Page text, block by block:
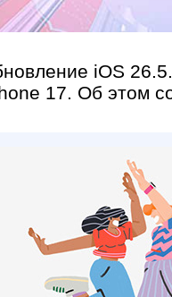
iOS
17. Об этом